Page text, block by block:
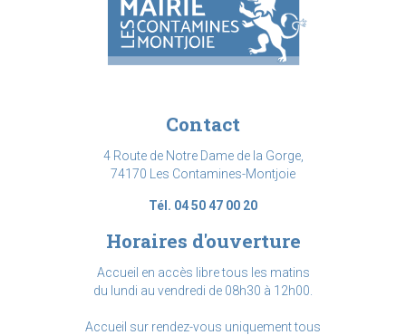
Contact
4 Route de Notre Dame de la Gorge,
74170 Les Contamines-Montjoie
Tél. 04 50 47 00 20
Horaires d'ouverture
Accueil en accès libre tous les matins
du lundi au vendredi de 08h30 à 12h00.
Accueil sur rendez-vous uniquement tous